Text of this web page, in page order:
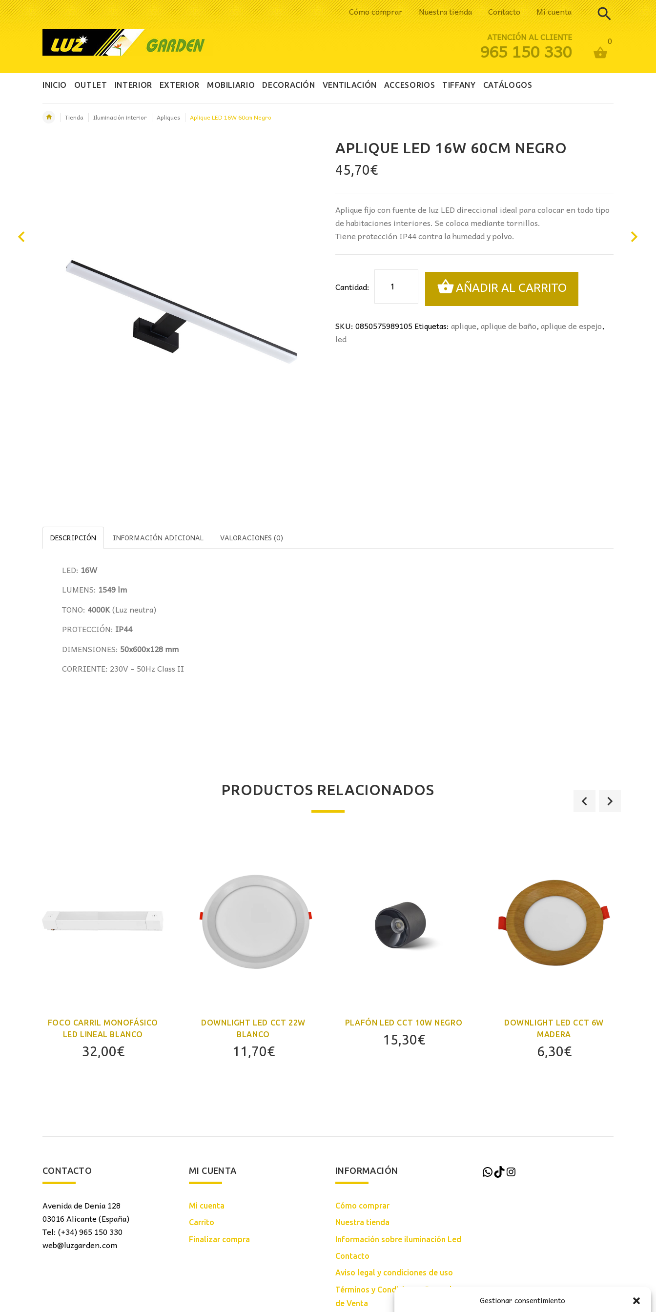
Gestionar consentimiento
Cómo comprar Nuestra tienda Contacto Mi cuenta
0
ATENCIÓN AL CLIENTE
965 150 330
INICIO OUTLET INTERIOR EXTERIOR MOBILIARIO DECORACIÓN VENTILACIÓN ACCESORIOS TIFFANY CATÁLOGOS
Tienda Iluminación interior Apliques Aplique LED 16W 60cm Negro
APLIQUE LED 16W 60CM NEGRO
45,70€
Aplique fijo con fuente de luz LED direccional ideal para colocar en todo tipo
de habitaciones interiores. Se coloca mediante tornillos.
Tiene protección IP44 contra la humedad y polvo.
Cantidad:
16W
Negro
AÑADIR AL CARRITO
SKU: 0850575989105 Etiquetas: aplique,aplique de baño,aplique de espejo,
led
DESCRIPCIÓN INFORMACIÓN ADICIONAL VALORACIONES (0)
LED: 16W
LUMENS: 1549 lm
TONO: 4000K(Luz neutra)
PROTECCIÓN: IP44
DIMENSIONES: 50x600x128 mm
CORRIENTE: 230V – 50Hz Class II
PRODUCTOS RELACIONADOS
FOCO CARRIL MONOFÁSICO
LED LINEAL BLANCO
32,00€
DOWNLIGHT LED CCT 22W
BLANCO
11,70€
PLAFÓN LED CCT 10W NEGRO
15,30€
DOWNLIGHT LED CCT 6W
MADERA
6,30€
CONTACTO
Avenida de Denia 128
03016 Alicante (España)
Tel: (+34) 965 150 330
web@luzgarden.com
MI CUENTA
Mi cuenta
Carrito
Finalizar compra
INFORMACIÓN
Cómo comprar
Nuestra tienda
Información sobre iluminación Led
Contacto
Aviso legal y condiciones de uso
Términos y Condiciones Generales
de Venta
WhatsApp
TikTokInstagram